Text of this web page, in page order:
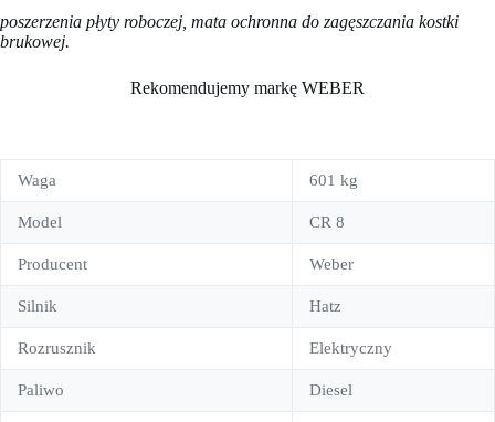
poszerzenia płyty roboczej, mata ochronna do zagęszczania kostki
brukowej.
Rekomendujemy markę WEBER
Waga 601 kg
Model CR 8
Producent Weber
Silnik Hatz
Rozrusznik Elektryczny
Paliwo Diesel